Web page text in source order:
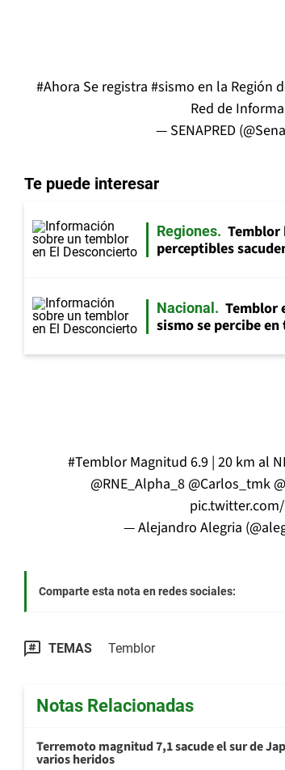
#Ahora Se registra #sismo en la Región
Red de
— SENAPRED
Te puede interesar
Regiones
Temblor
perceptibles
Nacional
Temblor
sismo se percibe
#TemblorMagnitud 6.9 | 20 km al
@RNE_Alpha_8 @Carlos_tmk
pic.twitter.com/
— Alejandro Alegria
Comparte esta nota en redes sociales:
TEMAS Temblor
Notas Relacionadas
Terremoto magnitud 7,1 sacude el sur de
varios heridos